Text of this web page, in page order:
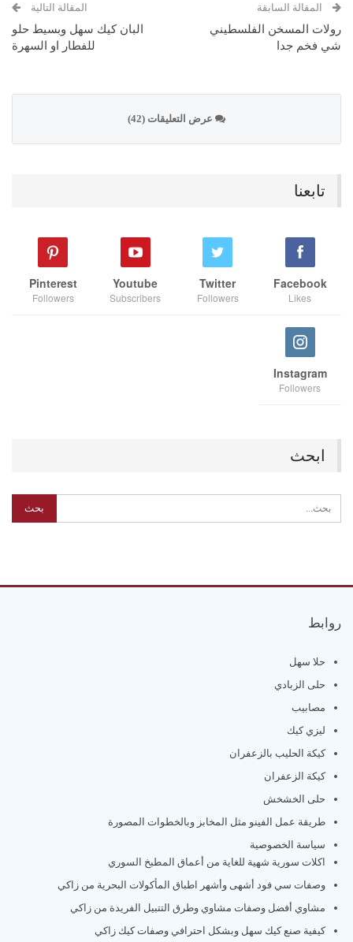
المقالة السابقة
رولات المسخن الفلسطيني
شي فخم جدا
المقالة التالية
البان كيك سهل وبسيط حلو
للفطار او السهرة
عرض التعليقات (42)
تابعنا
Facebook
Likes
Twitter
Followers
Youtube
Subscribers
Pinterest
Followers
Instagram
Followers
ابحث
روابط
حلا سهل
حلى الزبادي
مصابيب
ليزي كيك
كيكة الحليب بالزعفران
كيكة الزعفران
حلى الخشخش
طريقة عمل الفينو مثل المخابز وبالخطوات المصورة
سياسة الخصوصية
اكلات سورية شهية للغاية من أعماق المطبخ السوري
وصفات سي فود أشهى وأشهر اطباق المأكولات البحرية من زاكي
مشاوي أفضل وصفات مشاوي وطرق التتبيل الفريدة من زاكي
كيفية صنع كيك سهل وبشكل احترافي وصفات كيك زاكي